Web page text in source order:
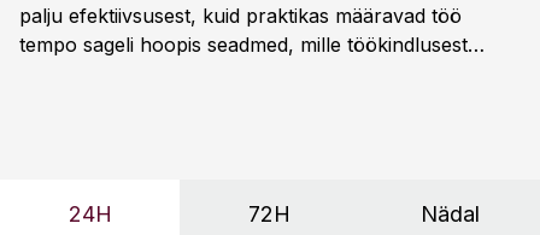
palju efektiivsusest, kuid praktikas määravad töö
tempo sageli hoopis seadmed, mille töökindlusest
24H 72H Nädal